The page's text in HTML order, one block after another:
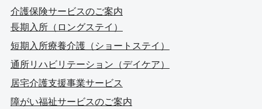
介護保険サービスのご案内
長期入所（ロングステイ）
短期入所療養介護（ショートステイ）
通所リハビリテーション（デイケア）
居宅介護支援事業サービス
障がい福祉サービスのご案内